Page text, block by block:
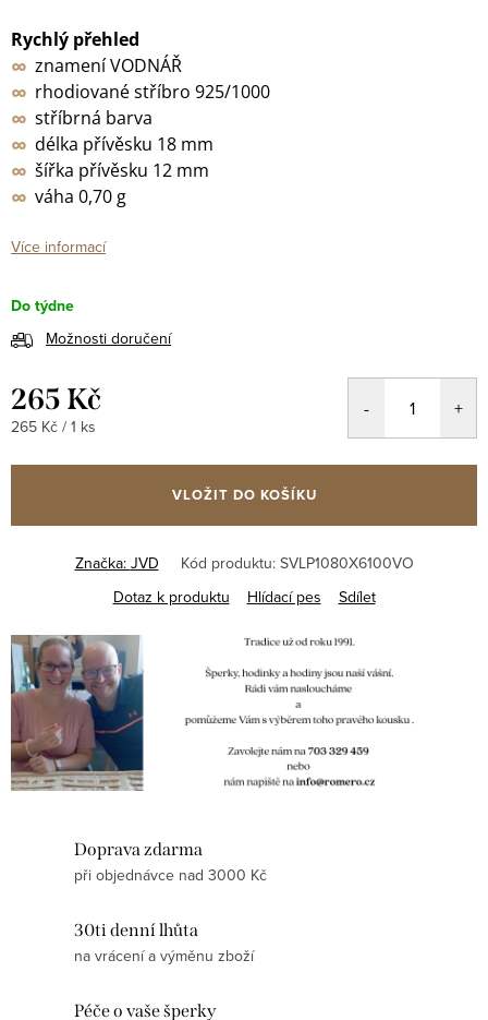
Rychlý přehled
∞ znamení VODNÁŘ
∞ rhodiované stříbro 925/1000
∞ stříbrná barva
∞ délka přívěsku 18 mm
∞ šířka přívěsku 12 mm
∞ váha 0,70 g
Více informací
Do týdne
Možnosti doručení
265 Kč
Měrná
265 Kč / 1 ks
VLOŽIT DO KOŠÍKU
Značka: JVD Kód produktu: SVLP1080X6100VO
Dotaz k produktu
Hlídací pes Sdílet
Doprava zdarma
při objednávce nad 3000 Kč
30ti denní lhůta
na vrácení a výměnu zboží
Péče o vaše šperky